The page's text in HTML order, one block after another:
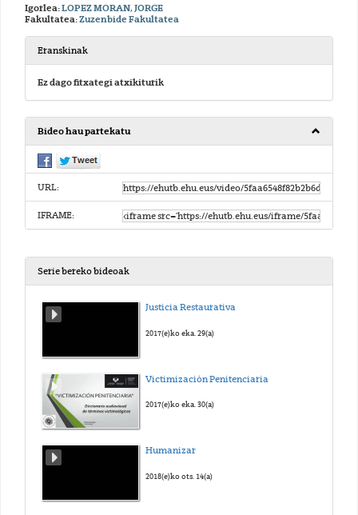
Igorlea:LOPEZ MORAN, JORGE
Fakultatea:Zuzenbide Fakultatea
Eranskinak
Ez dago fitxategi atxikiturik
Bideo hau partekatu
URL:
IFRAME:
Serie bereko bideoak
Justicia Restaurativa
2017(e)ko eka. 29(a)
Victimización Penitenciaria
2017(e)ko eka. 30(a)
Humanizar
2018(e)ko ots. 14(a)